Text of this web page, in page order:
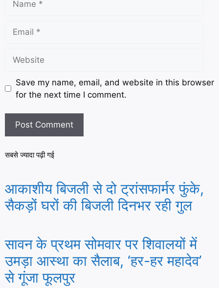
Save my name, email, and website in this browser
for the next time I comment.
सबसे ज्यादा पढ़ी गई
आकाशीय बिजली से दो ट्रांसफार्मर फुंके,
सैकड़ों घरों की बिजली दिनभर रही गुल
सावन के प्रथम सोमवार पर शिवालयों में
उमड़ा आस्था का सैलाब, ‘हर-हर महादेव’
से गूंजा फूलपुर